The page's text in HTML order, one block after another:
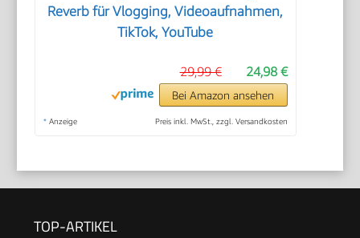
Reverb für Vlogging, Videoaufnahmen,
TikTok, YouTube
24,98 €
29,99 €
Bei Amazon ansehen
* Anzeige Preis inkl. MwSt., zzgl. Versandkosten
TOP-ARTIKEL